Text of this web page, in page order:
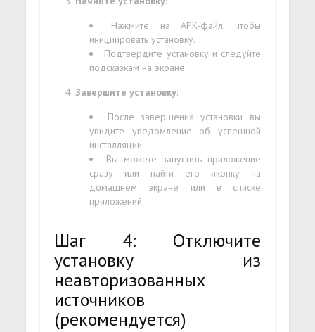
Нажмите на APK-файл, чтобы
инициировать установку.
Подтвердите установку и следуйте
подсказкам на экране.
Завершите установку:
После завершения установки вы
увидите уведомление об успешной
инсталляции.
Вы можете запустить приложение
сразу или найти его иконку на
домашнем экране или в списке
приложений.
Шаг 4: Отключите
установку из
неавторизованных
источников
(рекомендуется)